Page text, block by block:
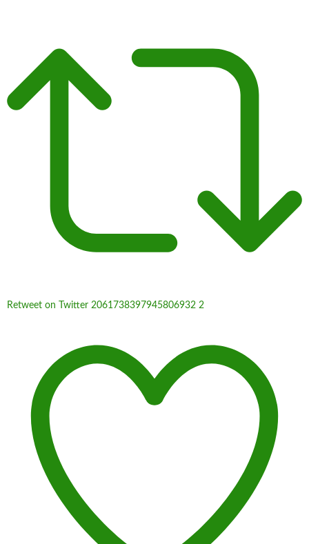
Retweet on Twitter 2061738397945806932 2